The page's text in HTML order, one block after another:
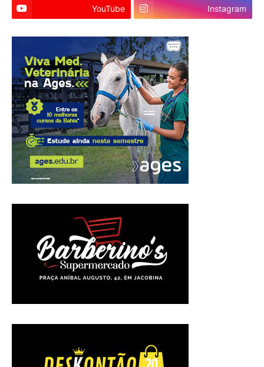
YouTube Instagram